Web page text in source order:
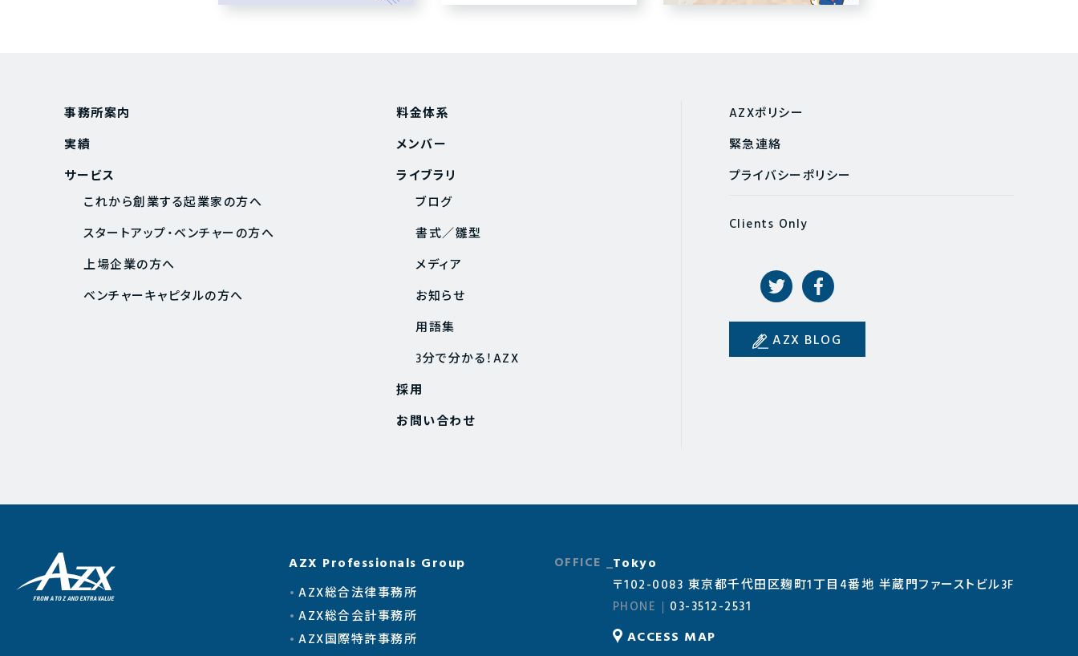
事務所案内
実績
サービス
これから創業する起業家の方へ
スタートアップ・ベンチャーの方へ
上場企業の方へ
ベンチャーキャピタルの方へ
料金体系
メンバー
ライブラリ
ブログ
書式／雛型
メディア
お知らせ
用語集
3分で分かる！AZX
採用
お問い合わせ
AZXポリシー
緊急連絡
プライバシーポリシー
Clients Only
AZX BLOG
AZX Professionals Group
AZX総合法律事務所
AZX総合会計事務所
AZX国際特許事務所
Tokyo
〒102-0083 東京都千代田区麹町1丁目4番地 半蔵門ファーストビル3F
03-3512-2531
ACCESS MAP